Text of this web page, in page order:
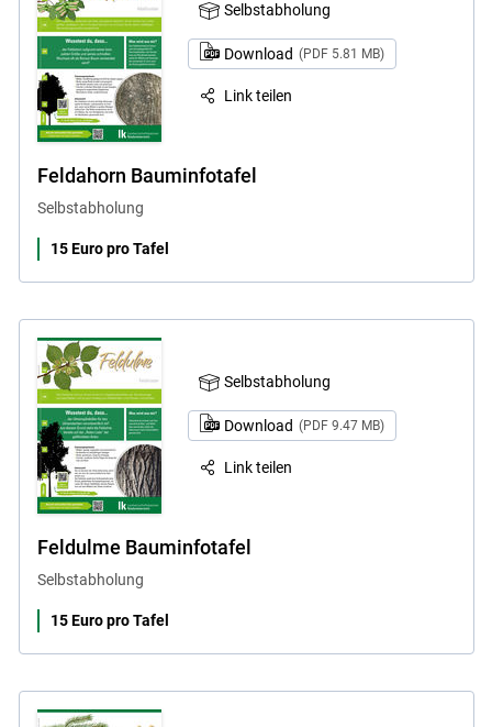
Selbstabholung
Download (PDF 5.81 MB)
Link teilen
Feldahorn Bauminfotafel
Selbstabholung
15 Euro pro Tafel
Selbstabholung
Download (PDF 9.47 MB)
Link teilen
Feldulme Bauminfotafel
Selbstabholung
15 Euro pro Tafel